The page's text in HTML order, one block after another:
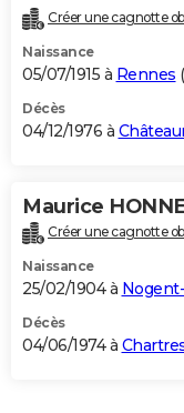
Créer une cagnotte
Naissance
05/07/1915 à Rennes (
Décès
04/12/1976 à
Maurice
Créer une cagnotte
Naissance
25/02/1904 à
Décès
04/06/1974 à